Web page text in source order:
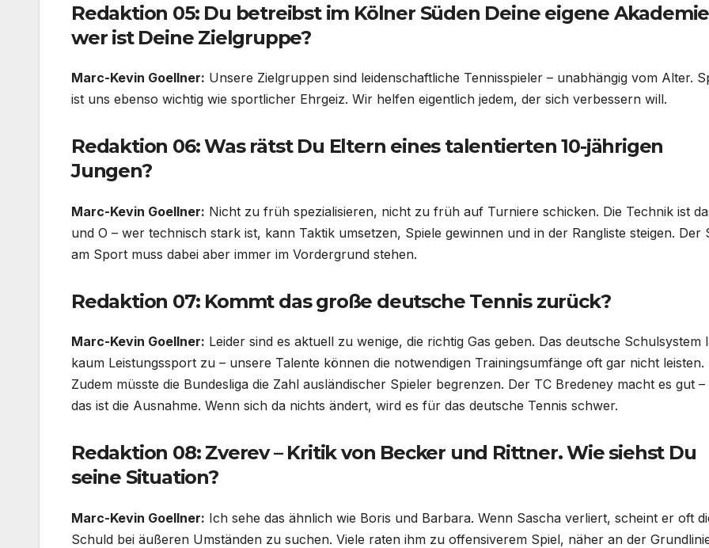
Redaktion 05: Du betreibst im Kölner Süden Deine eigene
wer ist Deine Zielgruppe?
Marc-Kevin Goellner: Unsere Zielgruppen sind leidenschaftliche Tennisspieler – unabhängig vom Alter.
ist uns ebenso wichtig wie sportlicher Ehrgeiz. Wir helfen eigentlich jedem, der sich verbessern will.
Redaktion 06: Was rätst Du Eltern eines talentierten 10-jährigen
Jungen?
Marc-Kevin Goellner: Nicht zu früh spezialisieren, nicht zu früh auf Turniere schicken. Die Technik ist
und O – wer technisch stark ist, kann Taktik umsetzen, Spiele gewinnen und in der Rangliste steigen. Der
am Sport muss dabei aber immer im Vordergrund stehen.
Redaktion 07: Kommt das große deutsche Tennis zurück?
Marc-Kevin Goellner: Leider sind es aktuell zu wenige, die richtig Gas geben. Das deutsche Schulsystem
kaum Leistungssport zu – unsere Talente können die notwendigen Trainingsumfänge oft gar nicht leisten.
Zudem müsste die Bundesliga die Zahl ausländischer Spieler begrenzen. Der TC Bredeney macht es gut
das ist die Ausnahme. Wenn sich da nichts ändert, wird es für das deutsche Tennis schwer.
Redaktion 08: Zverev – Kritik von Becker und Rittner. Wie siehst Du
seine Situation?
Marc-Kevin Goellner: Ich sehe das ähnlich wie Boris und Barbara. Wenn Sascha verliert, scheint er oft
Schuld bei äußeren Umständen zu suchen. Viele raten ihm zu offensiverem Spiel, näher an der